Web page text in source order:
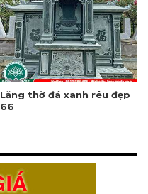
Lăng thờ đá xanh rêu đẹp
66